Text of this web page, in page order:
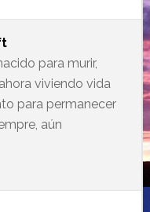
para murir,
viviendo vida
para permanecer
aún